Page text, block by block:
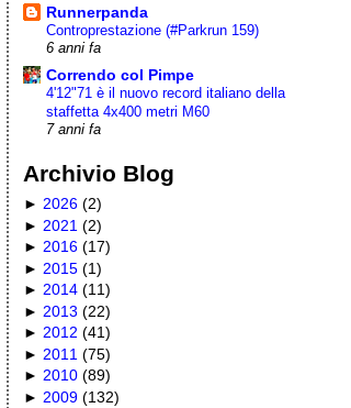
Runnerpanda
Controprestazione (#Parkrun 159)
6 anni fa
Correndo col Pimpe
4'12"71 è il nuovo record italiano della
staffetta 4x400 metri M60
7 anni fa
Archivio Blog
► 2026 (2)
► 2021 (2)
► 2016 (17)
► 2015 (1)
► 2014 (11)
► 2013 (22)
► 2012 (41)
► 2011 (75)
► 2010 (89)
► 2009 (132)